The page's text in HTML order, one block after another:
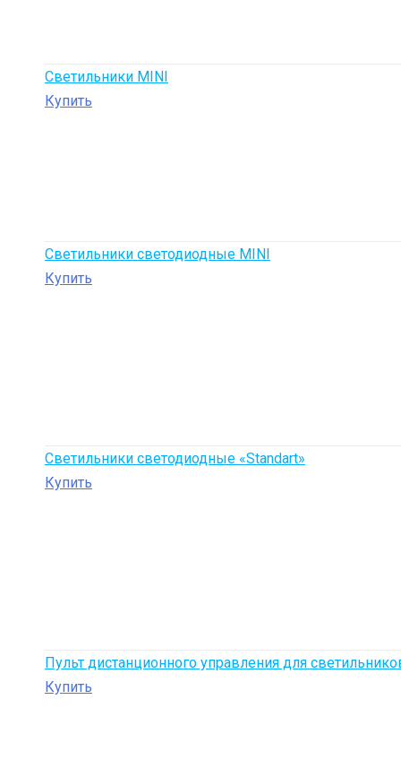
Светильники MINI
Купить
Светильники светодиодные MINI
Купить
Светильники светодиодные «Standart»
Купить
Пульт дистанционного управления для
Купить